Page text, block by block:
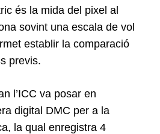
és la mida del pixel al
sovint una escala de vol
establir la comparació
previs.
l’ICC va posar en
digital DMC per a la
la qual enregistra 4